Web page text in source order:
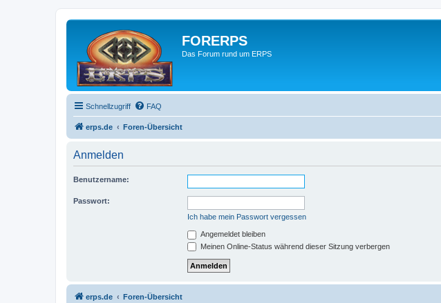
FORERPS
Das Forum rund um ERPS
Schnellzugriff FAQ
erps.de Foren-Übersicht
Anmelden
Benutzername:
Passwort:
Ich habe mein Passwort vergessen
Angemeldet bleiben
Meinen Online-Status während dieser Sitzung verbergen
erps.de Foren-Übersicht